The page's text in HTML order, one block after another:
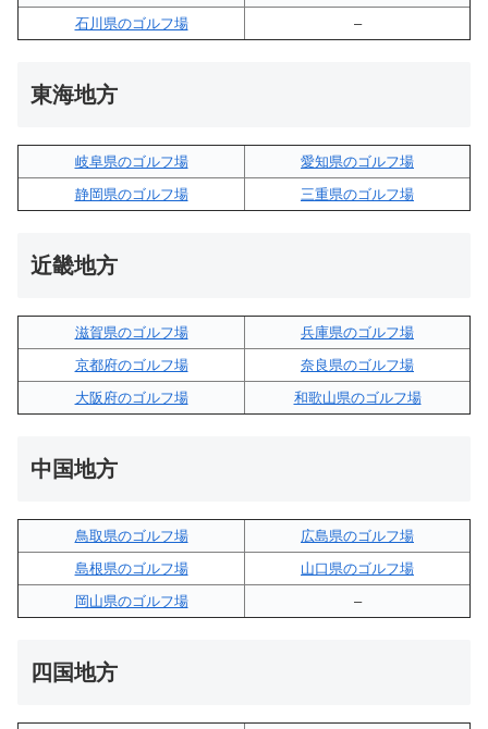
石川県のゴルフ場
–
東海地方
岐阜県のゴルフ場
愛知県のゴルフ場
静岡県のゴルフ場
三重県のゴルフ場
近畿地方
滋賀県のゴルフ場
兵庫県のゴルフ場
京都府のゴルフ場
奈良県のゴルフ場
大阪府のゴルフ場
和歌山県のゴルフ場
中国地方
鳥取県のゴルフ場
広島県のゴルフ場
島根県のゴルフ場
山口県のゴルフ場
岡山県のゴルフ場
–
四国地方